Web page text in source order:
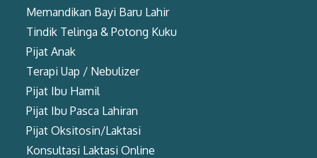
Memandikan Bayi Baru Lahir
Tindik Telinga & Potong Kuku
Pijat Anak
Terapi Uap / Nebulizer
Pijat Ibu Hamil
Pijat Ibu Pasca Lahiran
Pijat Oksitosin/Laktasi
Konsultasi Laktasi Online